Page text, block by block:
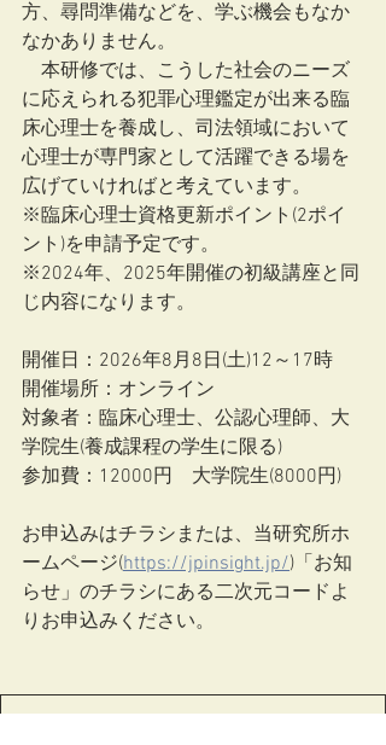
方、尋問準備などを、学ぶ機会もなか
なかありません。
本研修では、こうした社会のニーズ
に応えられる犯罪心理鑑定が出来る臨
床心理士を養成し、司法領域において
心理士が専門家として活躍できる場を
広げていければと考えています。
※臨床心理士資格更新ポイント(2ポイ
ント)を申請予定です。
※2024年、2025年開催の初級講座と同
じ内容になります。
開催日：2026年8月8日(土)12～17時
開催場所：オンライン
対象者：臨床心理士、公認心理師、大
学院生(養成課程の学生に限る)
参加費：12000円　大学院生(8000円)
お申込みはチラシまたは、当研究所ホ
ームページ(https://jpinsight.jp/)「お知
らせ」のチラシにある二次元コードよ
りお申込みください。